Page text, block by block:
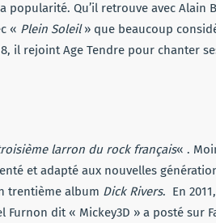
popularité. Qu’il retrouve avec Alain
« Plein Soleil» que beaucoup
il rejoint Age Tendre pour chanter
larron du rock français« .
et adapté aux nouvelles
trentième album Dick Rivers. En
Furnon dit « Mickey3D » a posté sur